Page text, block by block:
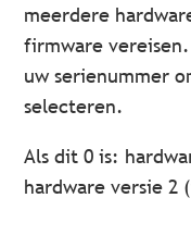
meerdere
firmware
uw serienummer
selecteren.
Als dit 0 is:
hardware versie 2